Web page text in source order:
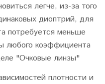
легче, из-за того
диоптрий, для
потребуется меньше
любого коэффициента
"Очковые линзы"
плотности и